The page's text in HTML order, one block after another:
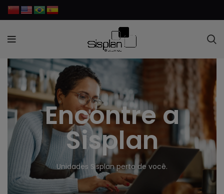
Encontre a
Sisplan
Unidades Sisplan perto de você.